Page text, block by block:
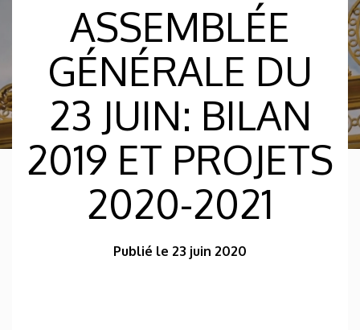
ASSEMBLÉE
GÉNÉRALE DU
23 JUIN: BILAN
2019 ET PROJETS
2020-2021
Publié le 23 juin 2020